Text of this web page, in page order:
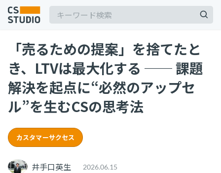
記事
「売るための提案」を捨てたと
き、LTVは最大化する ── 課題
解決を起点に“必然のアップセ
ル”を生むCSの思考法
カスタマーサクセス
井手口英生 2026.06.15